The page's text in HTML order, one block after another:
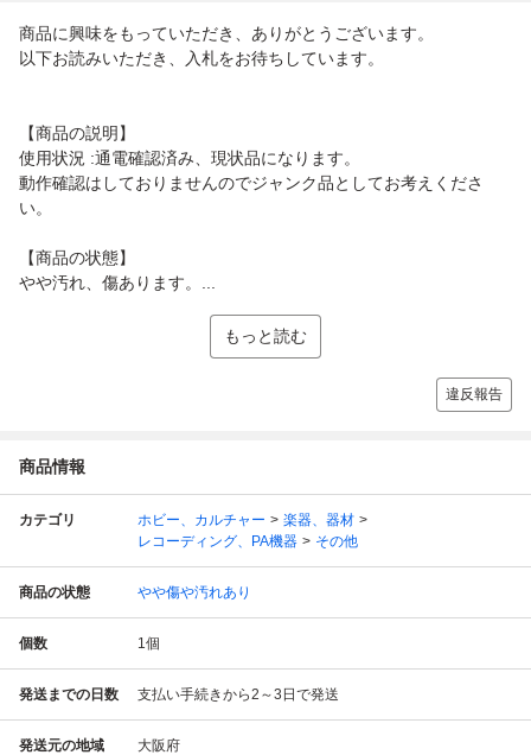
商品に興味をもっていただき、ありがとうございます。
以下お読みいただき、入札をお待ちしています。
【商品の説明】
使用状況 :通電確認済み、現状品になります。
動作確認はしておりませんのでジャンク品としてお考えくださ
い。
【商品の状態】
やや汚れ、傷あります。...
もっと読む
違反報告
商品情報
カテゴリ ホビー、カルチャー
楽器、器材
レコーディング、PA機器
その他
商品の状態 やや傷や汚れあり
個数 1個
発送までの日数 支払い手続きから2～3日で発送
発送元の地域 大阪府